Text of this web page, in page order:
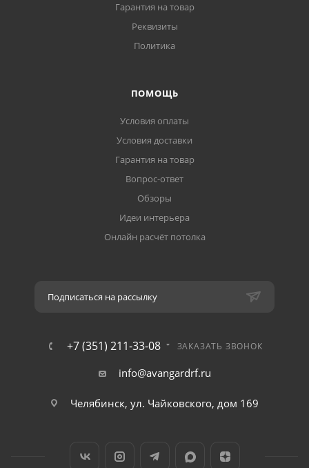
Гарантия на товар
Реквизиты
Политика
ПОМОЩЬ
Условия оплаты
Условия доставки
Гарантия на товар
Вопрос-ответ
Обзоры
Идеи интерьера
Онлайн расчёт потолка
Подписаться на рассылку
+7 (351) 211-33-08 ЗАКАЗАТЬ ЗВОНОК
info@avangardrf.ru
Челябинск, ул. Чайковского, дом 169